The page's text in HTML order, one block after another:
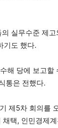
실무수준 제
기도 했다.
해 당에 보고
통은 전했다.
제5차 회의를
택, 인민경제